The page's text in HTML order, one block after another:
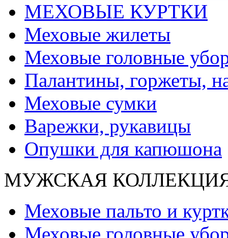
МЕХОВЫЕ КУРТКИ
Меховые жилеты
Меховые головные
Палантины, горжеты,
Меховые сумки
Варежки, рукавицы
Опушки для капюшона
МУЖСКАЯ
Меховые пальто и